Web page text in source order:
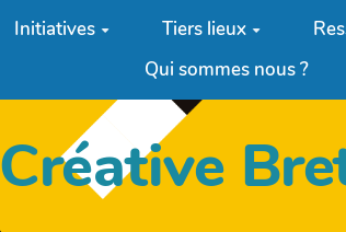
Initiatives Tiers lieux
Qui sommes nous ?